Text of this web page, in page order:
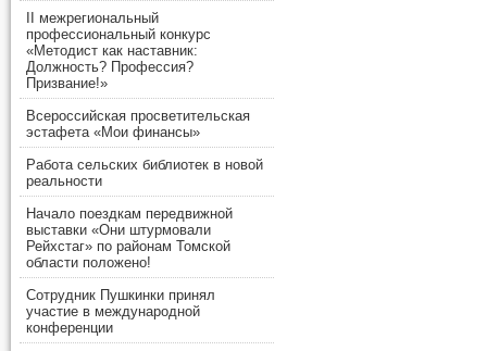
II межрегиональный
профессиональный конкурс
«Методист как наставник:
Должность? Профессия?
Призвание!»
Всероссийская просветительская
эстафета «Мои финансы»
Работа сельских библиотек в новой
реальности
Начало поездкам передвижной
выставки «Они штурмовали
Рейхстаг» по районам Томской
области положено!
Сотрудник Пушкинки принял
участие в международной
конференции